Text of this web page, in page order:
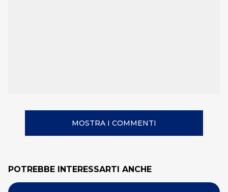
MOSTRA I COMMENTI
POTREBBE INTERESSARTI ANCHE